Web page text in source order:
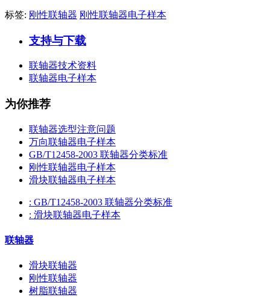
标签: 刚性联轴器 刚性联轴器电子样本
支持与下载
联轴器技术资料
联轴器电子样本
为你推荐
联轴器选型注意问题
万向联轴器电子样本
GB/T12458-2003 联轴器分类标准
刚性联轴器电子样本
滑块联轴器电子样本
: GB/T12458-2003 联轴器分类标准
: 滑块联轴器电子样本
联轴器
滑块联轴器
刚性联轴器
树脂联轴器